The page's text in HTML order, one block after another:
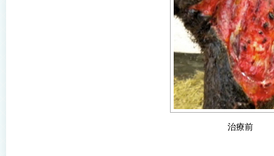
治療前